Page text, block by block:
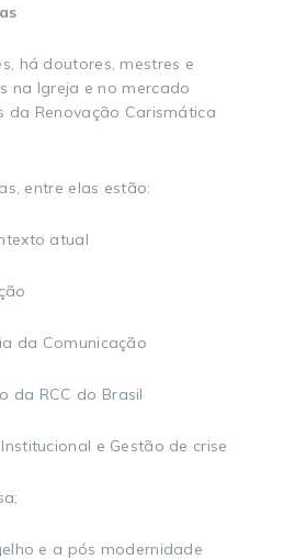
há doutores, mestres e
na Igreja e no mercado
da Renovação Carismática
entre elas estão:
atual
da Comunicação
da RCC do Brasil
e Gestão de crise
e a pós modernidade